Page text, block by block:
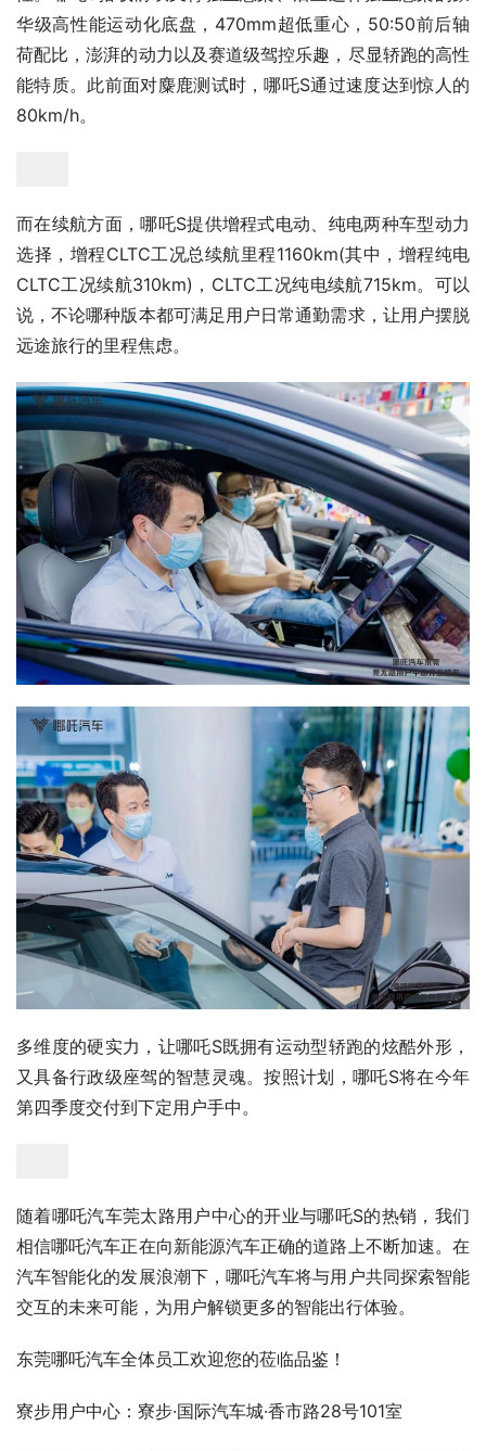
华级高性能运动化底盘，470mm超低重心，50:50前后轴
荷配比，澎湃的动力以及赛道级驾控乐趣，尽显轿跑的高性
能特质。此前面对麋鹿测试时，哪吒S通过速度达到惊人的
80km/h。
而在续航方面，哪吒S提供增程式电动、纯电两种车型动力
选择，增程CLTC工况总续航里程1160km(其中，增程纯电
CLTC工况续航310km)，CLTC工况纯电续航715km。可以
说，不论哪种版本都可满足用户日常通勤需求，让用户摆脱
远途旅行的里程焦虑。
多维度的硬实力，让哪吒S既拥有运动型轿跑的炫酷外形，
又具备行政级座驾的智慧灵魂。按照计划，哪吒S将在今年
第四季度交付到下定用户手中。
随着哪吒汽车莞太路用户中心的开业与哪吒S的热销，我们
相信哪吒汽车正在向新能源汽车正确的道路上不断加速。在
汽车智能化的发展浪潮下，哪吒汽车将与用户共同探索智能
交互的未来可能，为用户解锁更多的智能出行体验。
东莞哪吒汽车全体员工欢迎您的莅临品鉴！
寮步用户中心：寮步·国际汽车城·香市路28号101室